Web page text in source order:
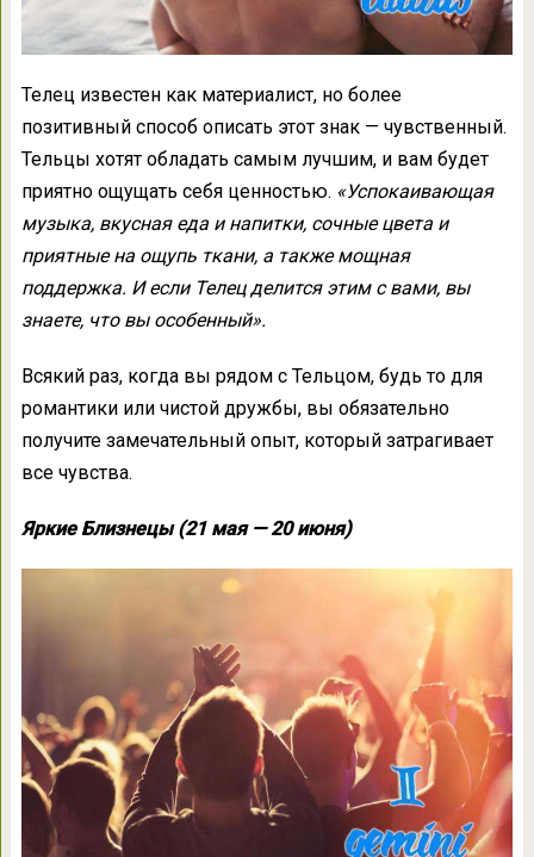
Телец известен как материалист, но более
позитивный способ описать этот знак — чувственный.
Тельцы хотят обладать самым лучшим, и вам будет
приятно ощущать себя ценностью. «Успокаивающая
музыка, вкусная еда и напитки, сочные цвета и
приятные на ощупь ткани, а также мощная
поддержка. И если Телец делится этим с вами, вы
знаете, что вы особенный».
Всякий раз, когда вы рядом с Тельцом, будь то для
романтики или чистой дружбы, вы обязательно
получите замечательный опыт, который затрагивает
все чувства.
Яркие Близнецы (21 мая — 20 июня)